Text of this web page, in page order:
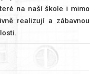
na naší škole i mimo
realizují a zábavnou